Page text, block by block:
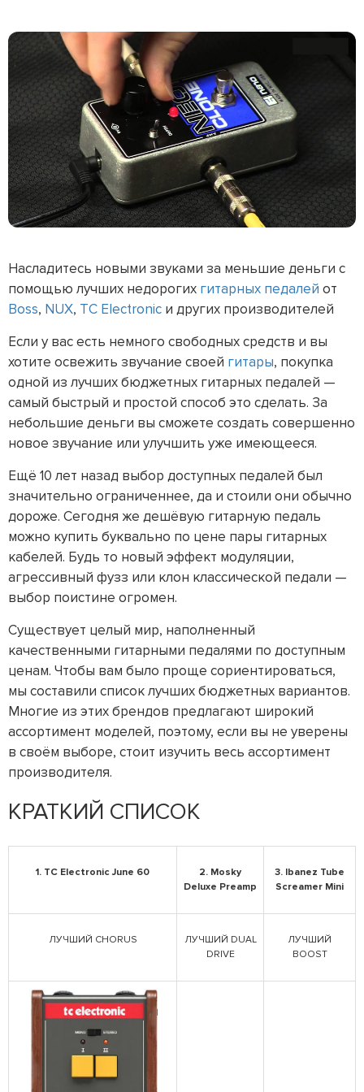
Насладитесь новыми звуками за меньшие деньги с
помощью лучших недорогих гитарных педалей от
Boss, NUX, TC Electronic и других производителей
Если у вас есть немного свободных средств и вы
хотите освежить звучание своей гитары, покупка
одной из лучших бюджетных гитарных педалей —
самый быстрый и простой способ это сделать. За
небольшие деньги вы сможете создать совершенно
новое звучание или улучшить уже имеющееся.
Ещё 10 лет назад выбор доступных педалей был
значительно ограниченнее, да и стоили они обычно
дороже. Сегодня же дешёвую гитарную педаль
можно купить буквально по цене пары гитарных
кабелей. Будь то новый эффект модуляции,
агрессивный фузз или клон классической педали —
выбор поистине огромен.
Существует целый мир, наполненный
качественными гитарными педалями по доступным
ценам. Чтобы вам было проще сориентироваться,
мы составили список лучших бюджетных вариантов.
Многие из этих брендов предлагают широкий
ассортимент моделей, поэтому, если вы не уверены
в своём выборе, стоит изучить весь ассортимент
производителя.
КРАТКИЙ СПИСОК
1. TC Electronic June 60
2. Mosky
Deluxe Preamp
3. Ibanez Tube
Screamer Mini
ЛУЧШИЙ CHORUS
ЛУЧШИЙ DUAL
DRIVE
ЛУЧШИЙ
BOOST